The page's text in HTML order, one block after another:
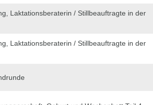
Laktationsberaterin / Stillbeauftragte in der
Laktationsberaterin / Stillbeauftragte in der